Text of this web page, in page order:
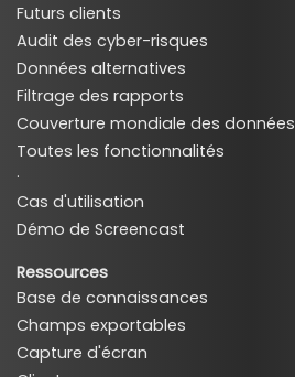
Futurs clients
Audit des cyber-risques
Données alternatives
Filtrage des rapports
Couverture mondiale des données
Toutes les fonctionnalités
·
Cas d'utilisation
Démo de Screencast
Ressources
Base de connaissances
Champs exportables
Capture d'écran